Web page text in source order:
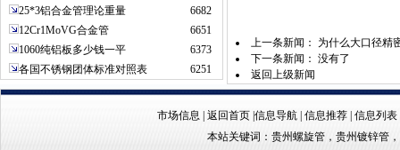
25*3铝合金管理论重量
6682
12Cr1MoVG合金管
6651
1060纯铝板多少钱一平
6373
各国不锈钢团体标准对照表
6251
上一条新闻：
为什么大口径精
下一条新闻： 没有了
返回上级新闻
市场信息 返回首页| 信息导航| 信息推荐| 信息列表
本站关键词： 贵州螺旋管 ， 贵州镀锌管 ，